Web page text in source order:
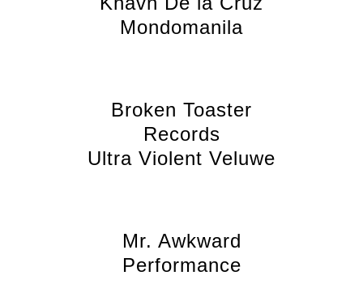
Mondomanila
Broken Toaster
Records
Ultra Violent Veluwe
Mr. Awkward
Performance